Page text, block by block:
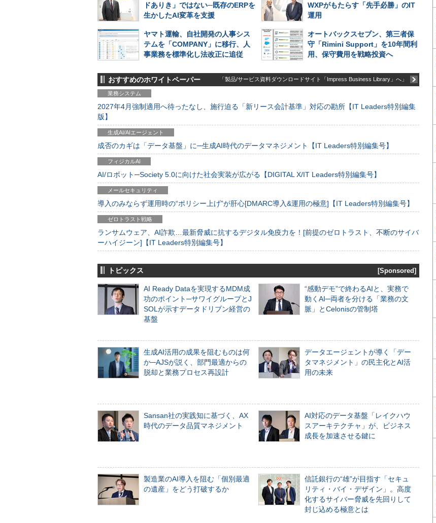
ドありき」ではない─既存のERPを
生かしたAI変革を支援
WXPがもたらす「先手必勝」のIT
運用
ヤマト運輸、自社開発の人事シス
テムを「COMPANY」に移行、人
事業務を標準化し法改正に追従
オートバックスセブン、第三者保
守「Rimini Support」を10年間利
用、保守費用を戦略投資へ
おすすめのホワイトペーパー 「製品/サービス資料ダウンロードサイト「Impress Business Library」へ」
業務システム
2027年4月強制適用へ待ったなし、施行迫る「新リース会計基準」対応の勘所【IT Leaders特別編集
版】
生成AI/AIエージェント
成否のカギは「データ基盤」に─生成AI時代のデータマネジメント【IT Leaders特別編集号】
フィジカルAI
AI/ロボット─Society 5.0に向けた社会実装が広がる【DIGITAL X/IT Leaders特別編集号】
メールセキュリティ
導入のみならず運用時の“ポリシー上げ”が肝心[DMARC導入&運用の極意]【IT Leaders特別編集号】
ゼロトラスト戦略
ランサムウェア、AI詐欺…最新脅威に抗するデジタル免疫力を！[前提のゼロトラスト、不断のサイバ
ーハイジーン]【IT Leaders特別編集号】
トピックス [Sponsored]
AI Ready Dataを実現するMDM成
功のポイント─サワイグループとJ
SOLが示すデータドリブン経営の
基盤
“感動デモ”で終わるAIと、実務で
動くAI─両者を分ける「業務の文
脈」とCelonisの管制塔
生成AI活用の成果を阻むものは何
か─AJSが説く、部門最適からの
脱却と業務プロセス再設計
データエージェントが導く「デー
タマネジメント」の民主化とAI活
用の未来
Sansan社の実践知に基づく、AX
時代のデータ品質マネジメント
AI対応のデータ基盤「レイクハウ
スアーキテクチャ」が、ビジネス
成長を加速させる鍵に
製造業のAI導入を阻む「個別最適
の遺産」をどう打破するか
信託銀行の“雄”が目指す「セキュ
リティ・バイ・デザイン」。高度
化するサイバー脅威を先回りして
封じ込める極意とは